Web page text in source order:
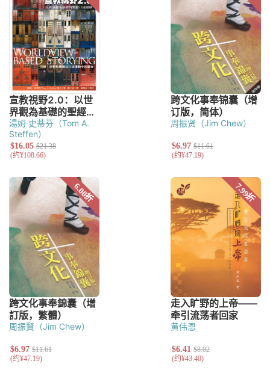
湯姆‧史蒂芬（Tom A.
Steffen）
周振贤（Jim Chew）
周振賢（Jim Chew） 黄伟恩